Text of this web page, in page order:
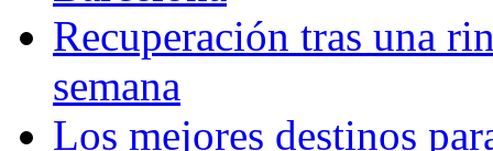
Recuperación tras una
semana
Los mejores destinos